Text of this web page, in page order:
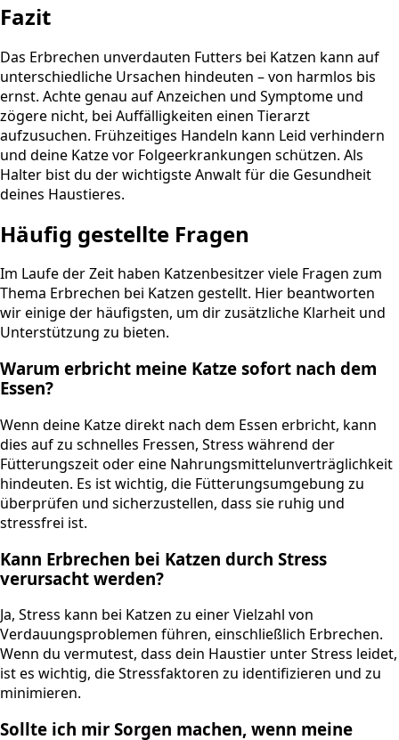
Fazit
Das Erbrechen unverdauten Futters bei Katzen kann auf
unterschiedliche Ursachen hindeuten – von harmlos bis
ernst. Achte genau auf Anzeichen und Symptome und
zögere nicht, bei Auffälligkeiten einen Tierarzt
aufzusuchen. Frühzeitiges Handeln kann Leid verhindern
und deine Katze vor Folgeerkrankungen schützen. Als
Halter bist du der wichtigste Anwalt für die Gesundheit
deines Haustieres.
Häufig gestellte Fragen
Im Laufe der Zeit haben Katzenbesitzer viele Fragen zum
Thema Erbrechen bei Katzen gestellt. Hier beantworten
wir einige der häufigsten, um dir zusätzliche Klarheit und
Unterstützung zu bieten.
Warum erbricht meine Katze sofort nach dem
Essen?
Wenn deine Katze direkt nach dem Essen erbricht, kann
dies auf zu schnelles Fressen, Stress während der
Fütterungszeit oder eine Nahrungsmittelunverträglichkeit
hindeuten. Es ist wichtig, die Fütterungsumgebung zu
überprüfen und sicherzustellen, dass sie ruhig und
stressfrei ist.
Kann Erbrechen bei Katzen durch Stress
verursacht werden?
Ja, Stress kann bei Katzen zu einer Vielzahl von
Verdauungsproblemen führen, einschließlich Erbrechen.
Wenn du vermutest, dass dein Haustier unter Stress leidet,
ist es wichtig, die Stressfaktoren zu identifizieren und zu
minimieren.
Sollte ich mir Sorgen machen, wenn meine